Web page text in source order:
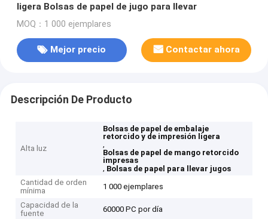
ligera Bolsas de papel de jugo para llevar
MOQ：1 000 ejemplares
Mejor precio Contactar ahora
Descripción De Producto
Alta luz
Bolsas de papel de embalaje
retorcido y de impresión ligera
,
Bolsas de papel de mango retorcido
impresas
, Bolsas de papel para llevar jugos
Cantidad de orden
mínima
1 000 ejemplares
Capacidad de la
fuente
60000 PC por día